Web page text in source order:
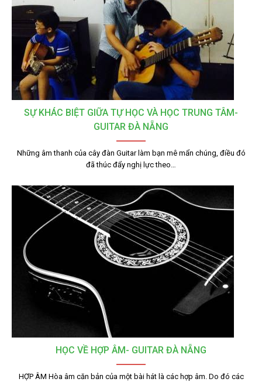
SỰ KHÁC BIỆT GIỮA TỰ HỌC VÀ HỌC TRUNG TÂM-
GUITAR ĐÀ NẴNG
Những âm thanh của cây đàn Guitar làm bạn mê mẩn chúng, điều đó
đã thúc đẩy nghị lực theo…
HỌC VỀ HỢP ÂM- GUITAR ĐÀ NẴNG
HỢP ÂM Hòa âm căn bản của một bài hát là các hợp âm. Do đó các